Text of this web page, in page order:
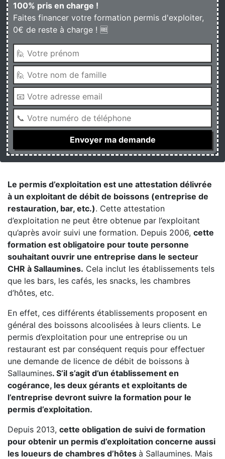
100% pris en charge !
Faites financer votre formation permis d'exploiter,
0€ de reste à charge ! 🆓
Le permis d’exploitation est une attestation délivrée
à un exploitant de débit de boissons (entreprise de
restauration, bar, etc.). Cette attestation
d’exploitation ne peut être obtenue par l’exploitant
qu’après avoir suivi une formation. Depuis 2006, cette
formation est obligatoire pour toute personne
souhaitant ouvrir une entreprise dans le secteur
CHR à Sallaumines. Cela inclut les établissements tels
que les bars, les cafés, les snacks, les chambres
d’hôtes, etc.
En effet, ces différents établissements proposent en
général des boissons alcoolisées à leurs clients. Le
permis d’exploitation pour une entreprise ou un
restaurant est par conséquent requis pour effectuer
une demande de licence de débit de boissons à
Sallaumines. S’il s’agit d’un établissement en
cogérance, les deux gérants et exploitants de
l’entreprise devront suivre la formation pour le
permis d’exploitation.
Depuis 2013, cette obligation de suivi de formation
pour obtenir un permis d’exploitation concerne aussi
les loueurs de chambres d’hôtes à Sallaumines. Mais